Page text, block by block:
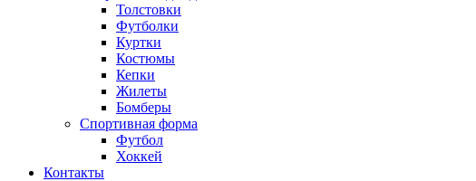
Толстовки
Футболки
Куртки
Костюмы
Кепки
Жилеты
Бомберы
Спортивная форма
Футбол
Хоккей
Контакты